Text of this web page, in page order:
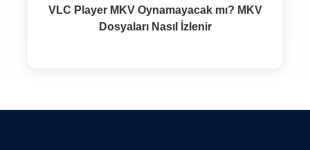
VLC Player MKV Oynamayacak mı? MKV
Dosyaları Nasıl İzlenir